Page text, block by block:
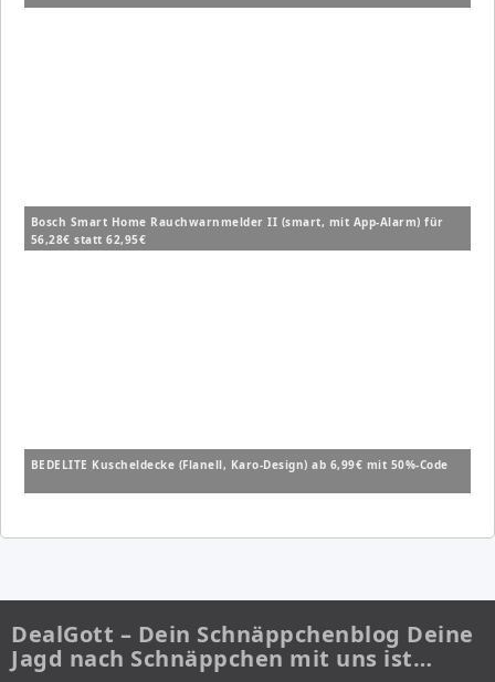
Bosch Smart Home Rauchwarnmelder II (smart, mit App-Alarm) für
56,28€ statt 62,95€
BEDELITE Kuscheldecke (Flanell, Karo-Design) ab 6,99€ mit 50%-Code
DealGott – Dein Schnäppchenblog Deine
Jagd nach Schnäppchen mit uns ist…